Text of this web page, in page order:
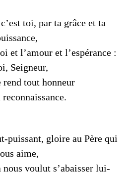
toi, par ta grâce et ta
et l’amour et l’espérance :
Seigneur,
rend tout honneur
puissant, gloire au Père qui
aime,
voulut s’abaisser lui-